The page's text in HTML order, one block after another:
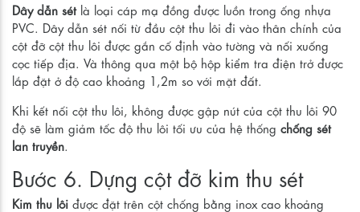
Dây dẫn sétlà loại cáp mạ đồng được luồn trong ống nhựa
PVC. Dây dẫn sét nối từ đầu cột thu lôi đi vào thân chính của
cột đỡ cột thu lôi được gắn cố định vào tường và nối xuống
cọc tiếp địa. Và thông qua một bộ hộp kiểm tra điện trở được
lắp đặt ở độ cao khoảng 1,2m so với mặt đất.
Khi kết nối cột thu lôi, không được gập nút của cột thu lôi 90
độ sẽ làm giảm tốc độ thu lôi tối ưu của hệ thống chống sét
lan truyền
Bước 6. Dựng cột đỡ kim thu sét
Kim thu lôi được đặt trên cột chống bằng inox cao khoảng